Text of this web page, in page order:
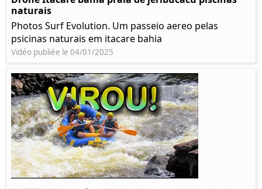
naturais
Photos Surf Evolution. Um passeio aereo pelas
psicinas naturais em itacare bahia
Vidéo publiée le 04/01/2025